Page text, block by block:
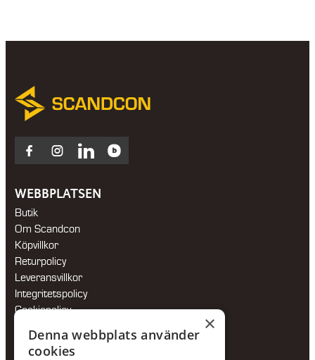
Facebook
Instagram
LinkedInBlocket
WEBBPLATSEN
Butik
Om Scandcon
Köpvillkor
Returpolicy
Leveransvillkor
Integritetspolicy
Cookiepolicy
×
Denna webbplats använder
cookies